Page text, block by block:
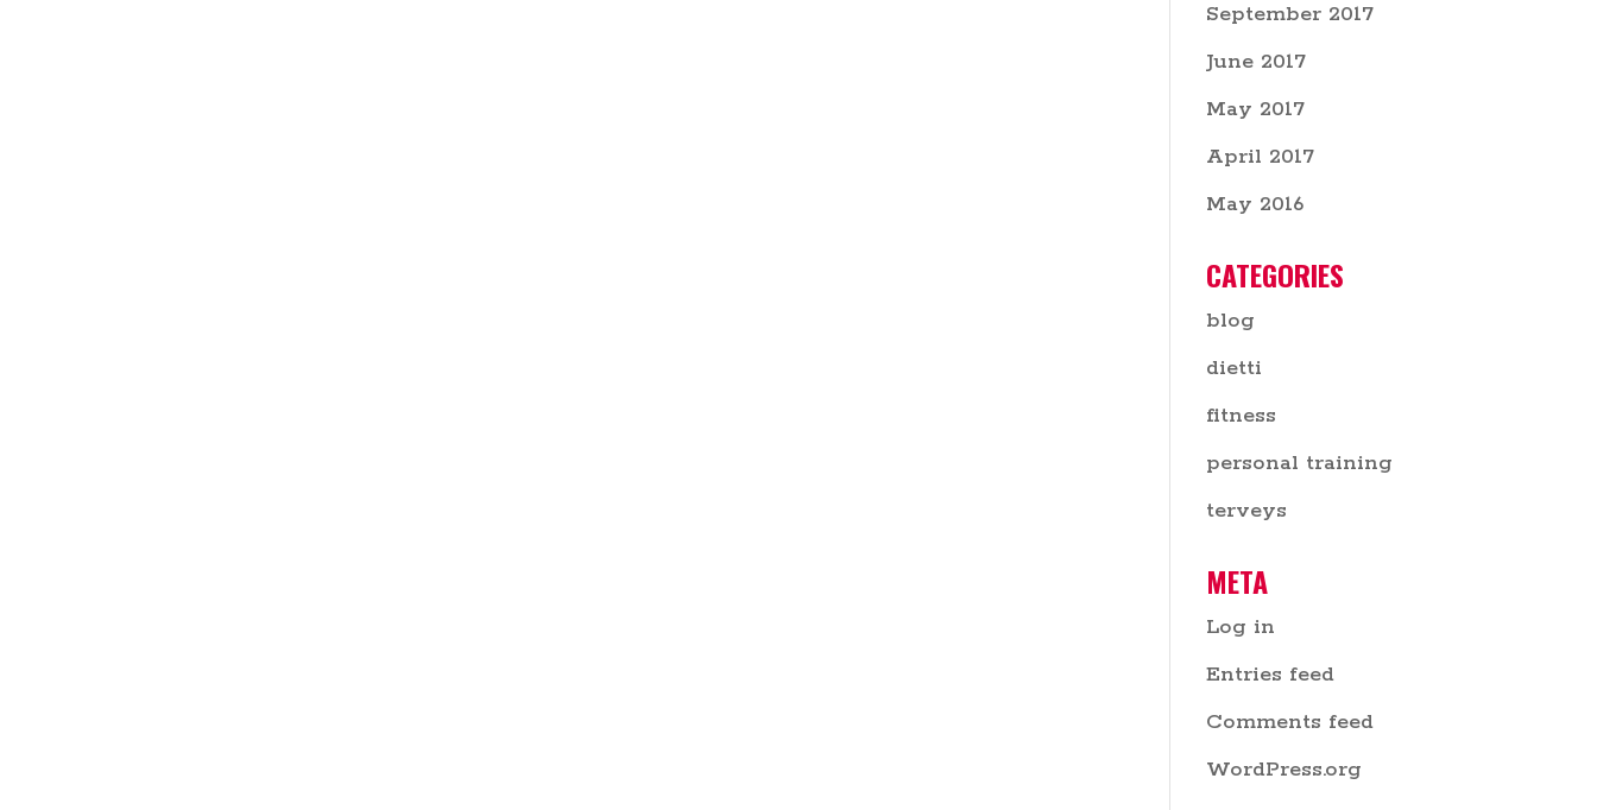
September 2017
June 2017
May 2017
April 2017
May 2016
CATEGORIES
blog
dietti
fitness
personal training
terveys
META
Log in
Entries feed
Comments feed
WordPress.org